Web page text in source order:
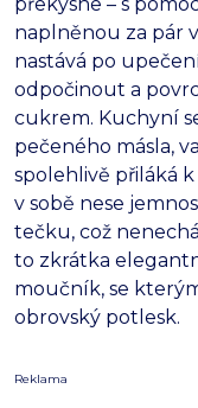
překysne – s
naplněnou za pár
nastává po
odpočinout a
cukrem. Kuchyní
pečeného másla,
spolehlivě přiláká
v sobě nese
tečku, což
to zkrátka
moučník, se
obrovský potlesk.
Reklama